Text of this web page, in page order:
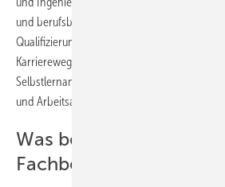
und berufsbegleitend. So entsteht ein
Qualifizierungsmodell, das Gesellinnen und
Karrierewege eröffnet. Online-Lehre,
Selbstlernangebote ermöglichen maximale
und Arbeitsalltag.
Was bedeutet HEAT für
Fachbetriebe?